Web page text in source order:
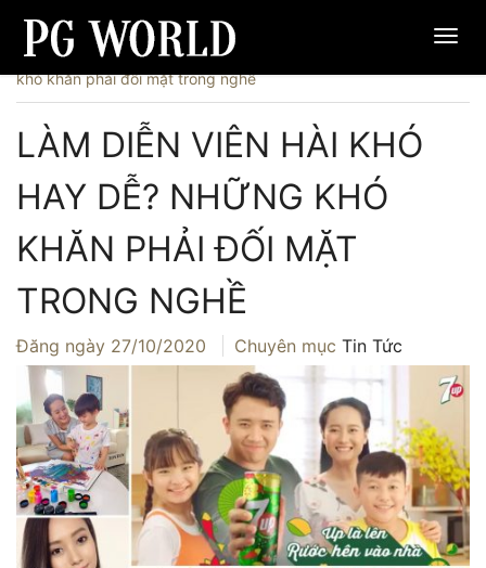
Trang chủ › Tin Tức›Làm diễn viên hài khó hay dễ? Những
khó khăn phải đối mặt trong nghề
LÀM DIỄN VIÊN HÀI KHÓ
HAY DỄ? NHỮNG KHÓ
KHĂN PHẢI ĐỐI MẶT
TRONG NGHỀ
Đăng ngày 27/10/2020 Chuyên mục Tin Tức